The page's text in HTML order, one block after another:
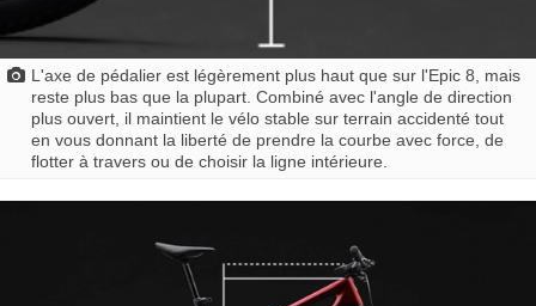
L'axe de pédalier est légèrement plus haut que sur l'Epic 8, mais
reste plus bas que la plupart. Combiné avec l'angle de direction
plus ouvert, il maintient le vélo stable sur terrain accidenté tout
en vous donnant la liberté de prendre la courbe avec force, de
flotter à travers ou de choisir la ligne intérieure.